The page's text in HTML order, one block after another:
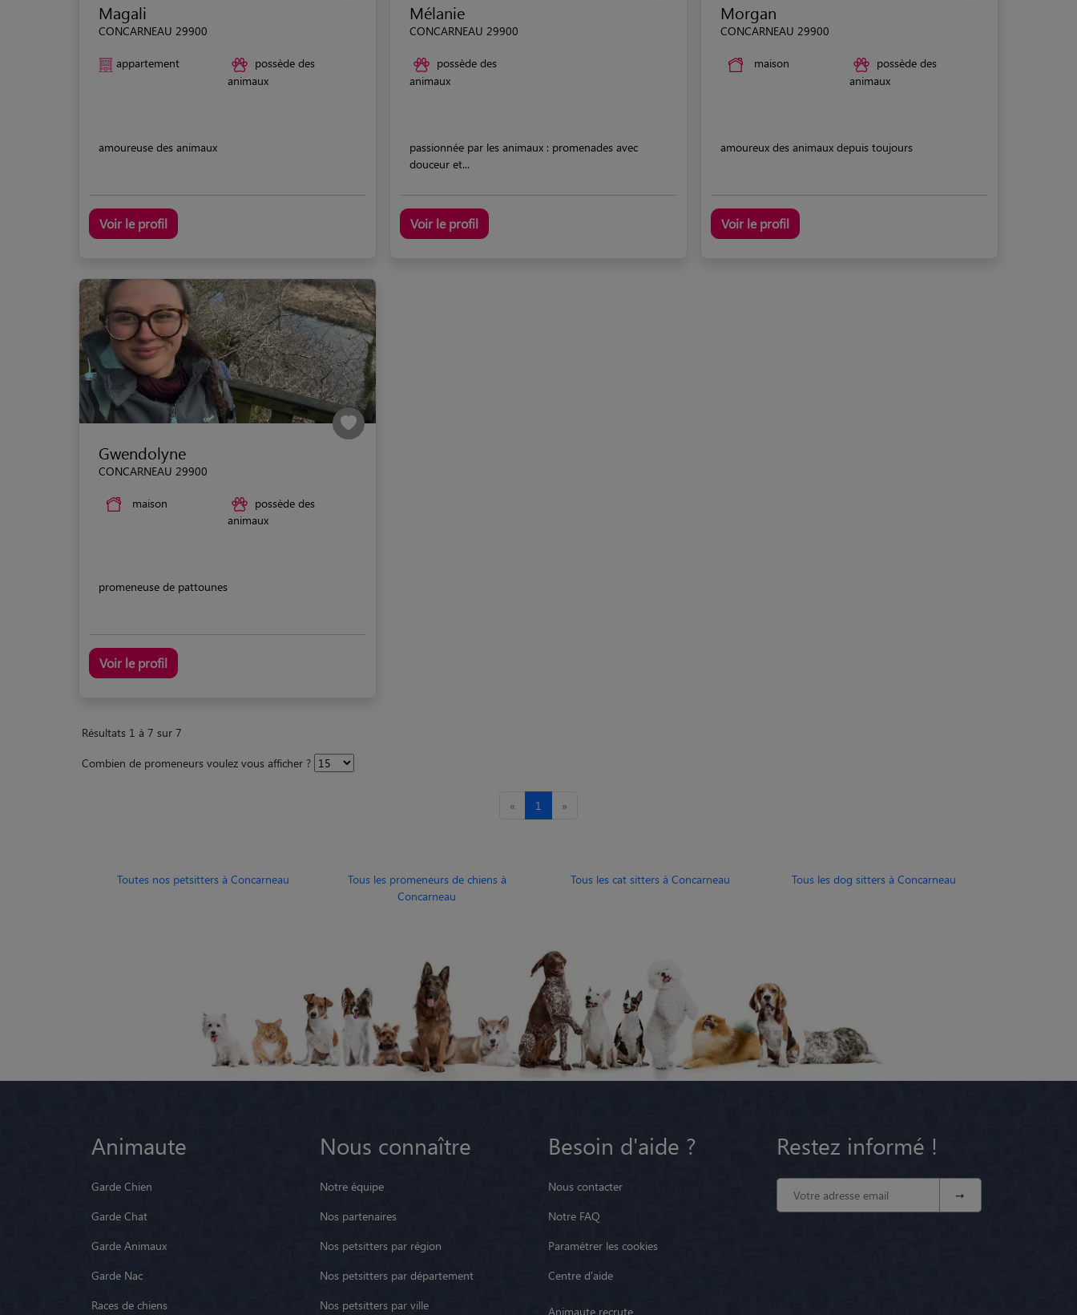
Magali
CONCARNEAU 29900
appartement
possède des
animaux
amoureuse des animaux
Voir le profil
Mélanie
CONCARNEAU 29900
possède des
animaux
passionnée par les animaux : promenades avec
douceur et...
Voir le profil
Morgan
CONCARNEAU 29900
maison
possède des
animaux
amoureux des animaux depuis toujours
Voir le profil
Gwendolyne
CONCARNEAU 29900
maison
possède des
animaux
promeneuse de pattounes
Voir le profil
Résultats 1 à 7 sur 7
Combien de promeneurs voulez vous afficher ?
« 1 »
Toutes nos petsitters à Concarneau
Tous les promeneurs de chiens à
Concarneau
Tous les cat sitters à Concarneau Tous les dog sitters à Concarneau
Animaute
Garde Chien
Garde Chat
Garde Animaux
Garde Nac
Races de chiens
Nous connaître
Notre équipe
Nos partenaires
Nos petsitters par région
Nos petsitters par département
Nos petsitters par ville
Besoin d'aide ?
Nous contacter
Notre FAQ
Paramétrer les cookies
Centre d'aide
Animaute recrute
Restez informé !